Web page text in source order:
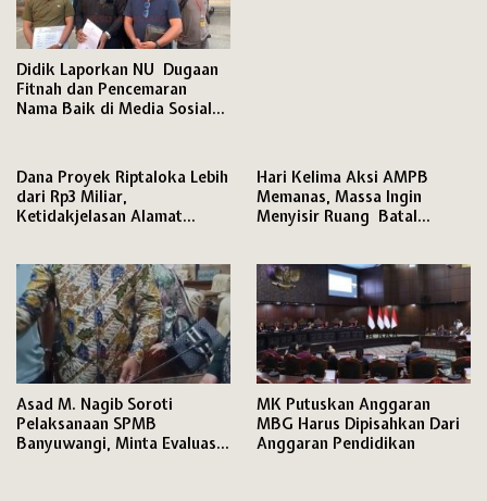
Didik Laporkan NU Dugaan
Fitnah dan Pencemaran
Nama Baik di Media Sosial
Dana Proyek Riptaloka Lebih
dari Rp3 Miliar,
Ketidakjelasan Alamat
Hari Kelima Aksi AMPB
Memanas, Massa Ingin
Menyisir Ruang Batal
Asad M. Nagib Soroti
Pelaksanaan SPMB
Banyuwangi, Minta Evaluasi
MK Putuskan Anggaran
MBG Harus Dipisahkan Dari
Anggaran Pendidikan